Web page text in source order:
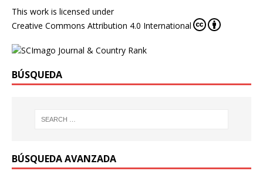
This work is licensed under
Creative Commons Attribution 4.0 International
BÚSQUEDA
BÚSQUEDA AVANZADA